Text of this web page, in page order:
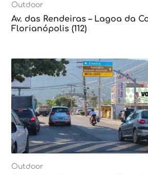
Outdoor
Av. das Rendeiras – Lagoa da
Florianópolis (112)
Outdoor